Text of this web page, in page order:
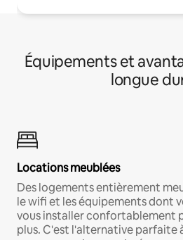
Équipements et
longue
Locations meublées
Des logements entièrement
le wifi et les équipements dont
vous installer confortablement
plus. C'est l'alternative parfaite